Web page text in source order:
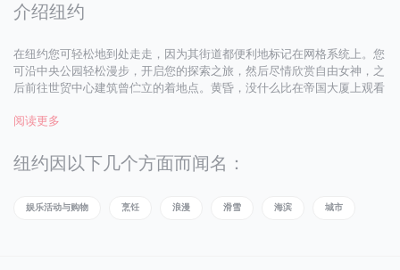
介绍纽约
在纽约您可轻松地到处走走，因为其街道都便利地标记在网格系统上。您
可沿中央公园轻松漫步，开启您的探索之旅，然后尽情欣赏自由女神，之
后前往世贸中心建筑曾伫立的着地点。黄昏，没什么比在帝国大厦上观看
观赏百老汇音乐剧或沉浸在城市传奇的爵士俱乐部中。当然，这不足以覆
前往想去之地，做想做之事！
阅读更多
纽约因以下几个方面而闻名：
娱乐活动与购物 烹饪 浪漫 滑雪 海滨 城市